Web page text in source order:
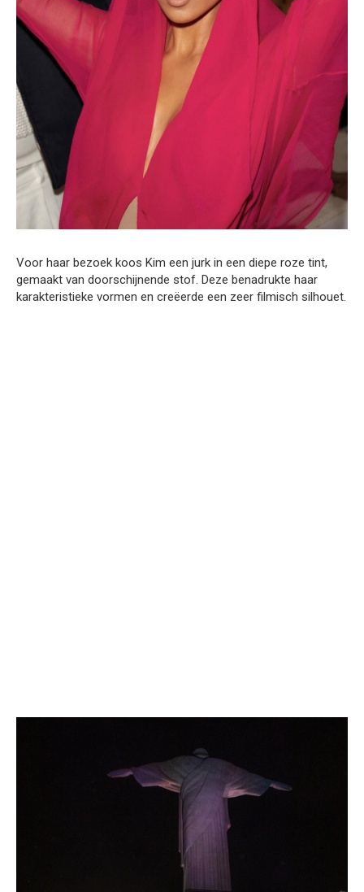
Voor haar bezoek koos Kim een jurk in een diepe roze tint,
gemaakt van doorschijnende stof. Deze benadrukte haar
karakteristieke vormen en creëerde een zeer filmisch silhouet.